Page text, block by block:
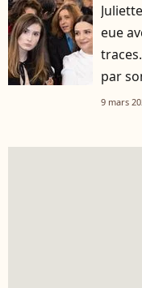
eue
par
9 mars